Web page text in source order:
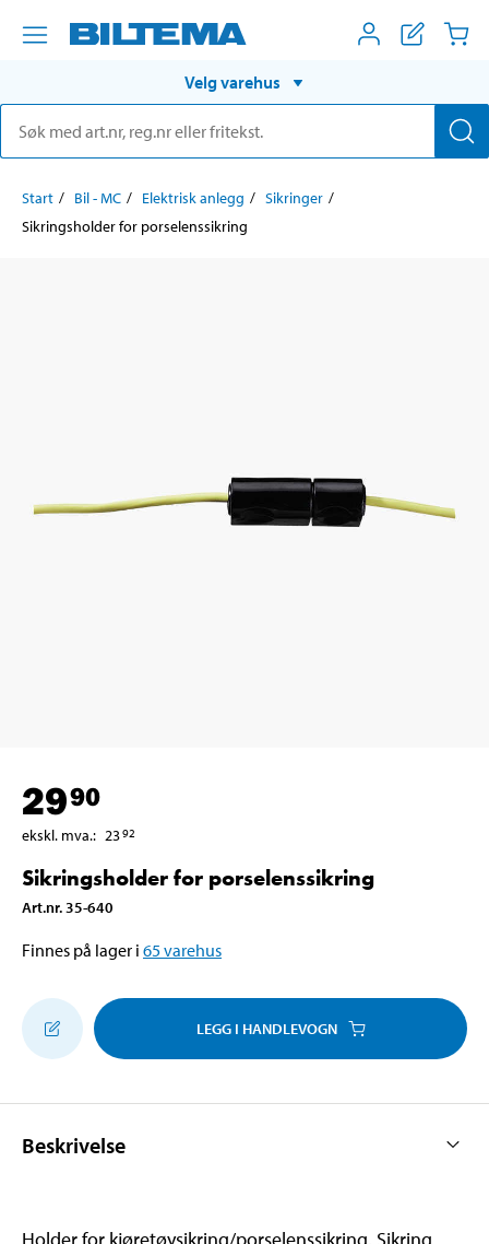
Velg varehus
Start Bil - MC Elektrisk anlegg
Sikringer
Sikringsholder for porselenssikring
2990
ekskl. mva.: 2392
Sikringsholder for porselenssikring
Art.nr. 35-640
Finnes på lager i 65varehus
LEGG I HANDLEVOGN
Beskrivelse
Holder for kjøretøysikring/porselenssikring. Sikring